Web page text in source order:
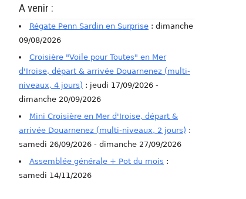
A venir :
Régate Penn Sardin en Surprise : dimanche
09/08/2026
Croisière "Voile pour Toutes" en Mer
d'Iroise, départ & arrivée Douarnenez (multi-
niveaux, 4 jours) : jeudi 17/09/2026 -
dimanche 20/09/2026
Mini Croisière en Mer d'Iroise, départ &
arrivée Douarnenez (multi-niveaux, 2 jours) :
samedi 26/09/2026 - dimanche 27/09/2026
Assemblée générale + Pot du mois :
samedi 14/11/2026